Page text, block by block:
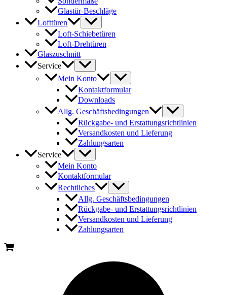
Glastür-Beschläge
Lofttüren
Loft-Schiebetüren
Loft-Drehtüren
Glaszuschnitt
Service
Mein Konto
Kontaktformular
Downloads
Allg. Geschäftsbedingungen
Rückgabe- und Erstattungsrichtlinien
Versandkosten und Lieferung
Zahlungsarten
Service
Mein Konto
Kontaktformular
Rechtliches
Allg. Geschäftsbedingungen
Rückgabe- und Erstattungsrichtlinien
Versandkosten und Lieferung
Zahlungsarten